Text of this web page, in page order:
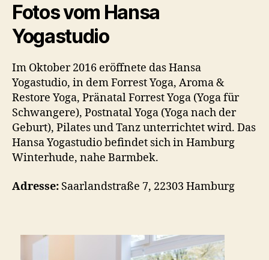
Fotos vom Hansa
Yogastudio
Im Oktober 2016 eröffnete das Hansa
Yogastudio, in dem Forrest Yoga, Aroma &
Restore Yoga, Pränatal Forrest Yoga (Yoga für
Schwangere), Postnatal Yoga (Yoga nach der
Geburt), Pilates und Tanz unterrichtet wird. Das
Hansa Yogastudio befindet sich in Hamburg
Winterhude, nahe Barmbek.
Adresse: Saarlandstraße 7, 22303 Hamburg